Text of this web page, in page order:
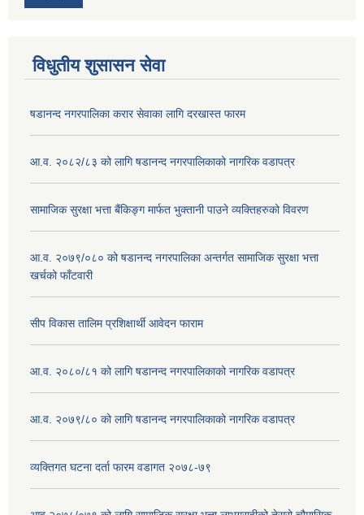
विधुतीय शुसासन सेवा
षडानन्द नगरपालिका करार सेवाका लागि दरखास्त फारम
आ.व. २०८२/८३ को लागि षडानन्द नगरपालिकाको नागरिक वडापत्र
सामाजिक सुरक्षा भत्ता बैंकिङ्ग मार्फत भुक्तानी पाउने व्यक्तिहरुको विवरण
आ.व. २०७९/०८० को षडानन्द नगरपालिका अन्तर्गत सामाजिक सुरक्षा भत्ता
खर्चको फाँटवारी
सीप विकास तालिम प्रशिक्षार्थी आवेदन फाराम
आ.व. २०८०/८१ को लागि षडानन्द नगरपालिकाको नागरिक वडापत्र
आ.व. २०७९/८० को लागि षडानन्द नगरपालिकाको नागरिक वडापत्र
व्यक्तिगत घटना दर्ता फारम वडागत २०७८-७९